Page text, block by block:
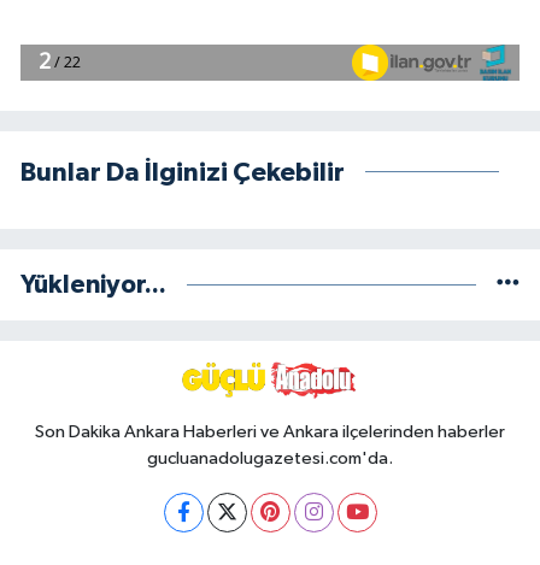
Bunlar Da İlginizi Çekebilir
Yükleniyor...
Son Dakika Ankara Haberleri ve Ankara ilçelerinden haberler
gucluanadolugazetesi.com'da.